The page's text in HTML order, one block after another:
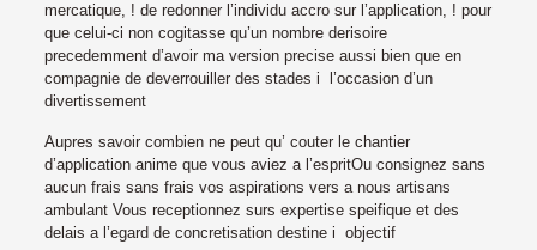
mercatique, ! de redonner l’individu accro sur l’application, ! pour
que celui-ci non cogitasse qu’un nombre derisoire
precedemment d’avoir ma version precise aussi bien que en
compagnie de deverrouiller des stades i l’occasion d’un
divertissement
Aupres savoir combien ne peut qu’ couter le chantier
d’application anime que vous aviez a l’espritOu consignez sans
aucun frais sans frais vos aspirations vers a nous artisans
ambulant Vous receptionnez surs expertise speifique et des
delais a l’egard de concretisation destine i objectif